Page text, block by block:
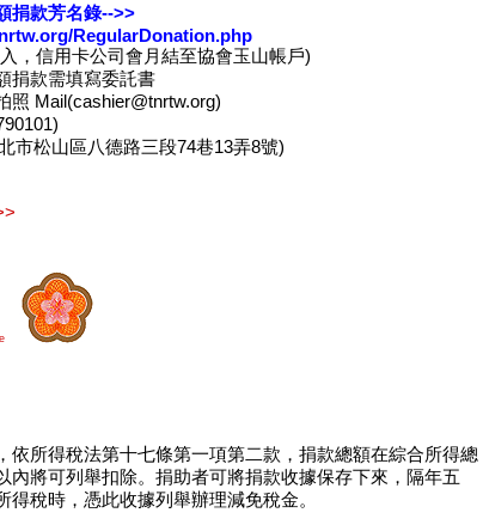
捐款芳名錄-->>
RegularDonation.php
，信用卡公司會月結至協會玉山帳戶)
捐款需填寫委託書
照 Mail(cashier@tnrtw.org)
市松山區八德路三段74巷13弄8號)
依所得稅法第十七條第一項第二款，捐款總額在綜合所得總
內將可列舉扣除。捐助者可將捐款收據保存下來，隔年五
得稅時，憑此收據列舉辦理減免稅金。